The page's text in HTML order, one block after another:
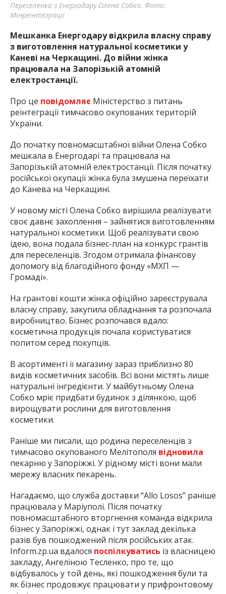
Переселенка з Енергодару Олена Собко. Фото:
Мінреінтеграції
Мешканка Енергодару відкрила власну справу
з виготовлення натуральної косметики у
Каневі на Черкащині. До війни жінка
працювала на Запорізькій атомній
електростанції.
Про це повідомляє Міністерство з питань
реінтеграції тимчасово окупованих територій
України.
До початку повномасштабної війни Олена Собко
мешкала в Енергодарі та працювала на
Запорізькій атомній електростанції. Після початку
російської окупації жінка була змушена переїхати
до Канева на Черкащині.
У новому місті Олена Собко вирішила реалізувати
своє давнє захоплення – зайнятися виготовленням
натуральної косметики. Щоб реалізувати свою
ідею, вона подала бізнес-план на конкурс грантів
для переселенців. Згодом отримала фінансову
допомогу від благодійного фонду «МХП —
Громаді».
На грантові кошти жінка офіційно зареєструвала
власну справу, закупила обладнання та розпочала
виробництво. Бізнес розпочався вдало:
косметична продукція почала користуватися
попитом серед покупців.
В асортименті її магазину зараз приблизно 80
видів косметичних засобів. Всі вони містять лише
натуральні інгредієнти. У майбутньому Олена
Собко мріє придбати будинок з ділянкою, щоб
вирощувати рослини для виготовлення
косметики.
Раніше ми писали, що родина переселенців з
тимчасово окупованого Мелітополя відновила
пекарню у Запоріжжі. У рідному місті вони мали
мережу власних пекарень.
Нагадаємо, що служба доставки “Allo Losos” раніше
працювала у Маріуполі. Після початку
повномасштабного вторгнення команда відкрила
бізнес у Запоріжжі, однак і тут заклад декілька
разів був пошкоджений після російських атак.
Inform.zp.ua вдалося поспілкуватись із власницею
закладу, Ангеліною Тесленко, про те, що
відбувалось у той день, які пошкодження були та
як бізнес продовжує працювати у прифронтовому